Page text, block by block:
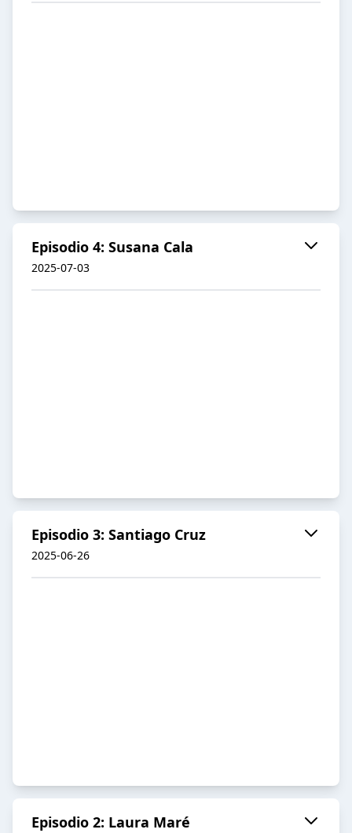
Episodio 4: Susana Cala
2025-07-03
Episodio 3: Santiago Cruz
2025-06-26
Episodio 2: Laura Maré